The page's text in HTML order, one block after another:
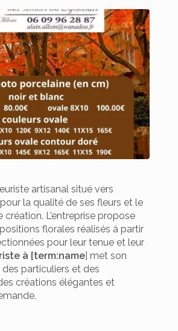
artisanal situé vers
la qualité de ses fleurs et le
L’entreprise propose
florales réalisés à partir
pour leur tenue et leur
à [term:name] met son
particuliers et des
créations élégantes et